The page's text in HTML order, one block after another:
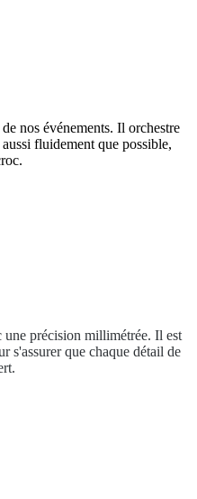
nos événements. Il orchestre
fluidement que possible,
une précision millimétrée. Il est
s'assurer que chaque détail de